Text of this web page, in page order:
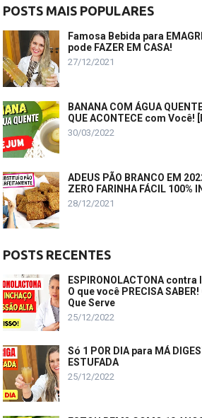
POSTS MAIS POPULARES
Famosa Bebida para
pode FAZER EM CASA!
27/12/2021
BANANA COM ÁGUA
QUE ACONTECE com Você!
30/03/2022
ADEUS PÃO BRANCO EM
ZERO FARINHA FÁCIL 100%
28/12/2021
POSTS RECENTES
ESPIRONOLACTONA contra
O que você PRECISA
Que Serve
25/12/2022
Só 1 POR DIA para MÁ
ESTUFADA
25/12/2022